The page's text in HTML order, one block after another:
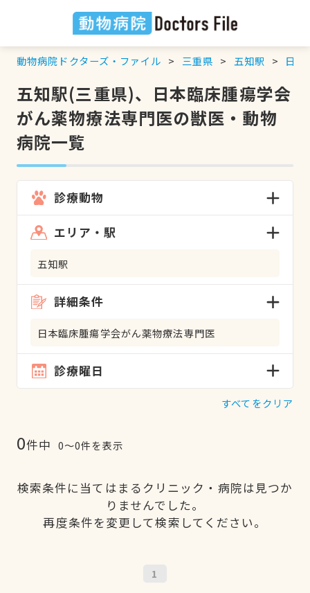
動物病院ドクターズ・ファイル 三重県 五知駅 日本
五知駅(三重県)、日本臨床腫瘍学会
がん薬物療法専門医の獣医・動物
病院一覧
診療動物
エリア・駅
五知駅
詳細条件
日本臨床腫瘍学会がん薬物療法専門医
診療曜日
すべてをクリア
0件中 0〜0件を表示
検索条件に当てはまるクリニック・病院は見つか
りませんでした。
再度条件を変更して検索してください。
1